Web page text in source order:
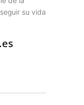
su vida